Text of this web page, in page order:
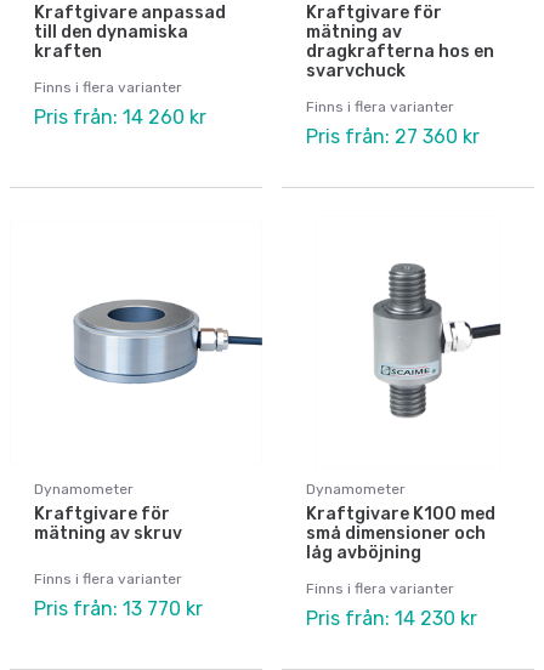
Kraftgivare anpassad
till den dynamiska
kraften
Finns i flera varianter
Pris från: 14 260 kr
Kraftgivare för
mätning av
dragkrafterna hos en
svarvchuck
Finns i flera varianter
Pris från: 27 360 kr
Dynamometer
Kraftgivare för
mätning av skruv
Finns i flera varianter
Pris från: 13 770 kr
Dynamometer
Kraftgivare K100 med
små dimensioner och
låg avböjning
Finns i flera varianter
Pris från: 14 230 kr